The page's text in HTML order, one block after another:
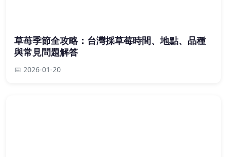
草苺季節全攻略：台灣採草莓時間、地點、品種
與常見問題解答
📅 2026-01-20